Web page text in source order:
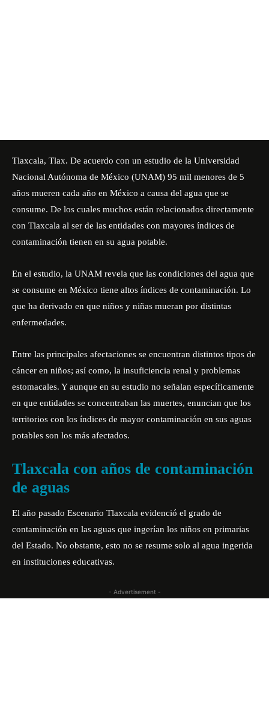
Tlaxcala, Tlax. De acuerdo con un estudio de la Universidad
Nacional Autónoma de México (UNAM) 95 mil menores de 5
años mueren cada año en México a causa del agua que se
consume. De los cuales muchos están relacionados directamente
con Tlaxcala al ser de las entidades con mayores índices de
contaminación tienen en su agua potable.
En el estudio, la UNAM revela que las condiciones del agua que
se consume en México tiene altos índices de contaminación. Lo
que ha derivado en que niños y niñas mueran por distintas
enfermedades.
Entre las principales afectaciones se encuentran distintos tipos de
cáncer en niños; así como, la insuficiencia renal y problemas
estomacales. Y aunque en su estudio no señalan específicamente
en que entidades se concentraban las muertes, enuncian que los
territorios con los índices de mayor contaminación en sus aguas
potables son los más afectados.
Tlaxcala con años de contaminación
de aguas
El año pasado Escenario Tlaxcala evidenció el grado de
contaminación en las aguas que ingerían los niños en primarias
del Estado. No obstante, esto no se resume solo al agua ingerida
en instituciones educativas.
- Advertisement -